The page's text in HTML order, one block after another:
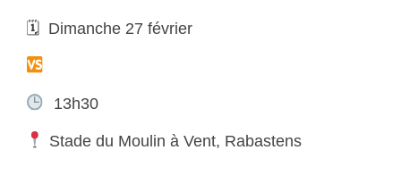
🗓 Dimanche 27 février
13h30
Stade du Moulin à Vent, Rabastens